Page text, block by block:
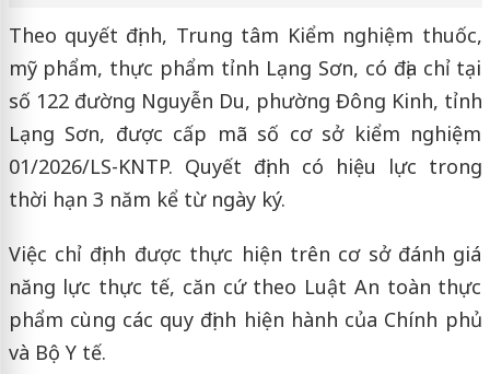
Theo quyết định, Trung tâm Kiểm nghiệm thuốc,
mỹ phẩm, thực phẩm tỉnh Lạng Sơn, có địa chỉ tại
số 122 đường Nguyễn Du, phường Đông Kinh, tỉnh
Lạng Sơn, được cấp mã số cơ sở kiểm nghiệm
01/2026/LS-KNTP. Quyết định có hiệu lực trong
thời hạn 3 năm kể từ ngày ký.
Việc chỉ định được thực hiện trên cơ sở đánh giá
năng lực thực tế, căn cứ theo Luật An toàn thực
phẩm cùng các quy định hiện hành của Chính phủ
và Bộ Y tế.